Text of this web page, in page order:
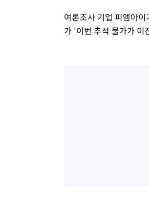
여론조사 기업 피앰아
가 '이번 추석 물가가 이